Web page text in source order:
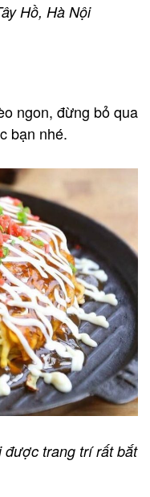
Hồ, Hà Nội
ngon, đừng bỏ qua
bạn nhé.
được trang trí rất bắt